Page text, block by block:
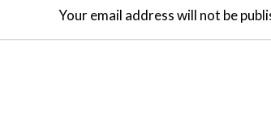
Your email address will not be